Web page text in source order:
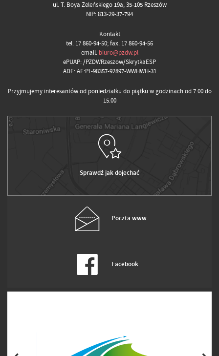
ul. T. Boya Żeleńskiego 19a, 35-105 Rzeszów
NIP: 813-29-37-794
Kontakt
tel. 17 860-94-50; fax. 17 860-94-56
email: biuro@pzdw.pl
ePUAP: /PZDWRzeszow/SkrytkaESP
ADE: AE:PL-98357-92897-WWHWH-31
Przyjmujemy interesantów od poniedziałku do piątku w godzinach od 7.00 do
15.00
Sprawdź jak dojechać
Poczta www
Facebook